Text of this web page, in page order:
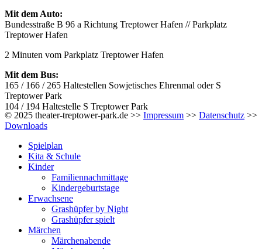
Mit dem Auto:
Bundesstraße B 96 a Richtung Treptower Hafen // Parkplatz
Treptower Hafen
2 Minuten vom Parkplatz Treptower Hafen
Mit dem Bus:
165 / 166 / 265 Haltestellen Sowjetisches Ehrenmal oder S
Treptower Park
104 / 194 Haltestelle S Treptower Park
© 2025 theater-treptower-park.de >> Impressum >> Datenschutz >>
Downloads
Spielplan
Kita & Schule
Kinder
Familiennachmittage
Kindergeburtstage
Erwachsene
Grashüpfer by Night
Grashüpfer spielt
Märchen
Märchenabende